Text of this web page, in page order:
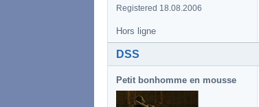
Registered 18.08.2006
Hors ligne
DSS
Petit bonhomme en mousse